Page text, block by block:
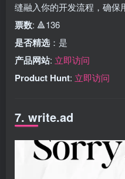
缝融入你的开发流程，确保
票数: 🔺136
是否精选 ：是
产品网站: 立即访问
Product Hunt: 立即访问
7. write.ad